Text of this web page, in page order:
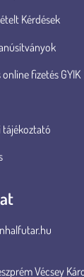
Kérdések
fizetés GYIK
tájékoztató
Vécsey